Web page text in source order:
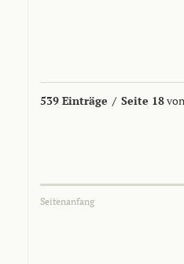
539 Einträge / Seite 18
Seitenanfang